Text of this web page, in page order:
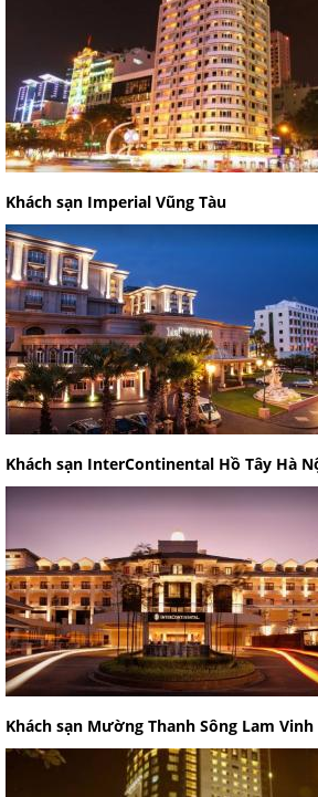
Khách sạn Imperial Vũng Tàu
Khách sạn InterContinental Hồ Tây Hà
Khách sạn Mường Thanh Sông Lam